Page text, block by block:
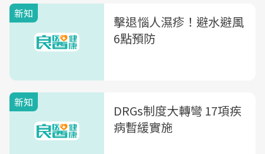
新知
擊退惱人濕疹！避水避風
6點預防
新知
DRGs制度大轉彎 17項疾
病暫緩實施